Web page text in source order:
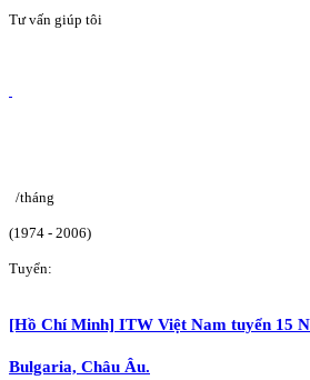
Tư vấn giúp tôi
/tháng
(1974 - 2006)
Tuyển:
[Hồ Chí Minh] ITW Việt Nam tuyển 15
Bulgaria, Châu Âu.